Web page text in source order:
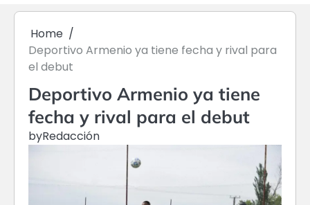
Home
Deportivo Armenio ya tiene fecha y rival para
el debut
Deportivo Armenio ya tiene
fecha y rival para el debut
byRedacción